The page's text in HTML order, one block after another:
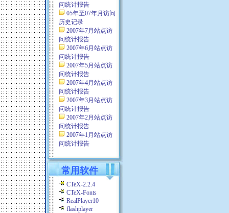
问统计报告
05年至07年月访问
历史记录
2007年7月站点访
问统计报告
2007年6月站点访
问统计报告
2007年5月站点访
问统计报告
2007年4月站点访
问统计报告
2007年3月站点访
问统计报告
2007年2月站点访
问统计报告
2007年1月站点访
问统计报告
常用软件
CTeX-2.2.4
CTeX-Fonts
RealPlayer10
flashplayer